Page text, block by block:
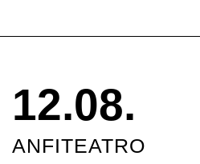
12.08.
ANFITEATRO